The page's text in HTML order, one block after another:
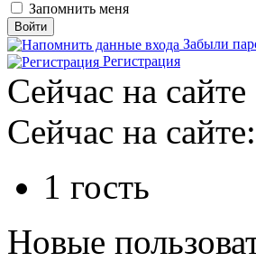
Запомнить меня
Забыли
Регистрация
Сейчас на сайте
Сейчас на сайте:
1 гость
Новые